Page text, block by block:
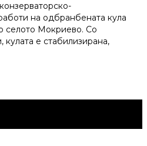
на одбранбената кула
селото Мокриево. Со
кулата е стабилизирана,